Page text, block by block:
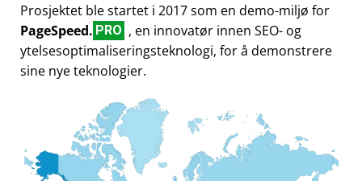
Prosjektet ble startet i 2017 som en demo-miljø for
PageSpeed. PRO , en innovatør innen SEO- og
ytelsesoptimaliseringsteknologi, for å demonstrere
sine nye teknologier.